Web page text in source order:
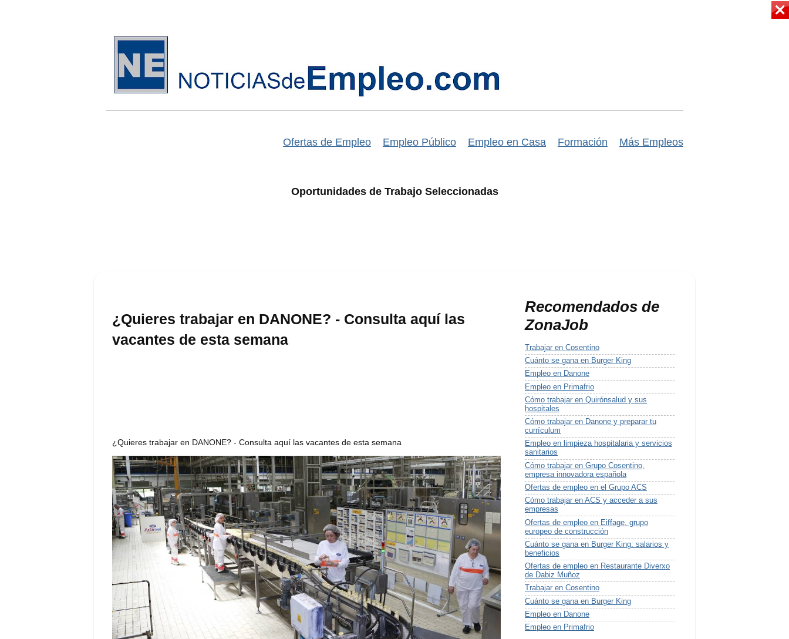
Ofertas de Empleo Empleo Público Empleo en Casa Formación Más Empleos
Oportunidades de Trabajo Seleccionadas
¿Quieres trabajar en DANONE? - Consulta aquí las
vacantes de esta semana
¿Quieres trabajar en DANONE? - Consulta aquí las vacantes de esta semana
Recomendados de
ZonaJob
Trabajar en Cosentino
Cuánto se gana en Burger King
Empleo en Danone
Empleo en Primafrio
Cómo trabajar en Quirónsalud y sus
hospitales
Cómo trabajar en Danone y preparar tu
currículum
Empleo en limpieza hospitalaria y servicios
sanitarios
Cómo trabajar en Grupo Cosentino,
empresa innovadora española
Ofertas de empleo en el Grupo ACS
Cómo trabajar en ACS y acceder a sus
empresas
Ofertas de empleo en Eiffage, grupo
europeo de construcción
Cuánto se gana en Burger King: salarios y
beneficios
Ofertas de empleo en Restaurante Diverxo
de Dabiz Muñoz
Trabajar en Cosentino
Cuánto se gana en Burger King
Empleo en Danone
Empleo en Primafrio